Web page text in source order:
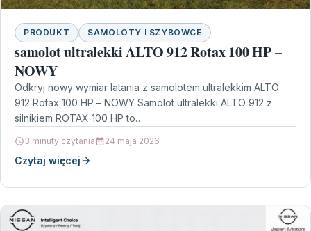
PRODUKT SAMOLOTY I SZYBOWCE
samolot ultralekki ALTO 912 Rotax 100 HP –
NOWY
Odkryj nowy wymiar latania z samolotem ultralekkim ALTO
912 Rotax 100 HP – NOWY Samolot ultralekki ALTO 912 z
silnikiem ROTAX 100 HP to…
3 minuty czytania 24 maja 2026
Czytaj więcej